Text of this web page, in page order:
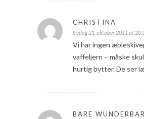
CHRISTINA
fredag 21. oktober 2011 at
Vi har ingen
vaffeljern – måske
hurtig bytter. De ser
BARE WUNDERBAR